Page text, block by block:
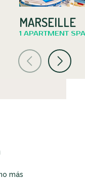
MARSEILLE
1 APARTMENT
más